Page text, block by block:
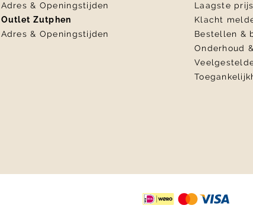
Adres & Openingstijden
Outlet Zutphen
Adres & Openingstijden
Laagste
Klacht
Bestellen &
Onderhoud